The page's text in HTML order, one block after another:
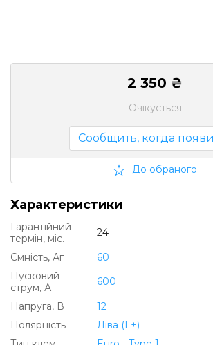
2 350 ₴
Очікується
Сообщить, когда
До обраного
Характеристики
Гарантійний
термін, міс.
24
Ємність, Аг
60
Пусковий
струм, А
600
Напруга, В
12
Полярність
Ліва (L+)